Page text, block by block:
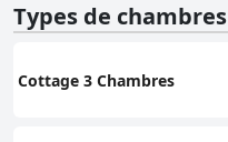
Types de chambres
Cottage 3 Chambres